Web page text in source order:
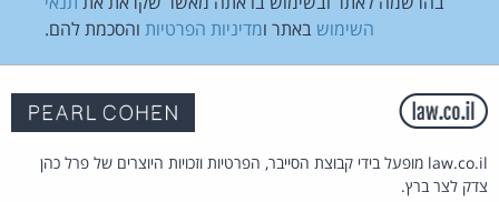
השימוש באתר ומדיניות הפרטיות והסכמת להם.
law.co.il מופעל בידי קבוצת הסייבר, הפרטיות וזכויות היוצרים של פרל כהן
צדק לצר ברץ.